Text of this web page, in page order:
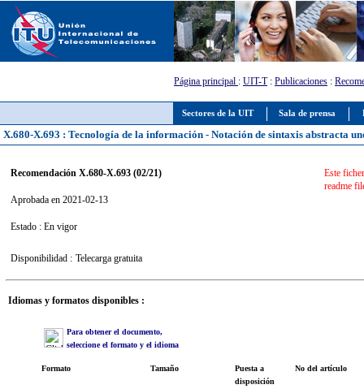
Sectores de la UIT Sala de prensa
Página principal : UIT-T: Publicaciones :
X.680-X.693 : Tecnología de la información - Notación de sintaxis abstracta
Recomendación X.680-X.693 (02/21)
Aprobada en 2021-02-13
Estado : En vigor
Este
readme
Disponibilidad : Telecarga gratuita
Idiomas y formatos disponibles :
Para obtener el documento,
seleccione el formato y el idioma
Formato Tamaño
Puesta a
disposición
No del artículo